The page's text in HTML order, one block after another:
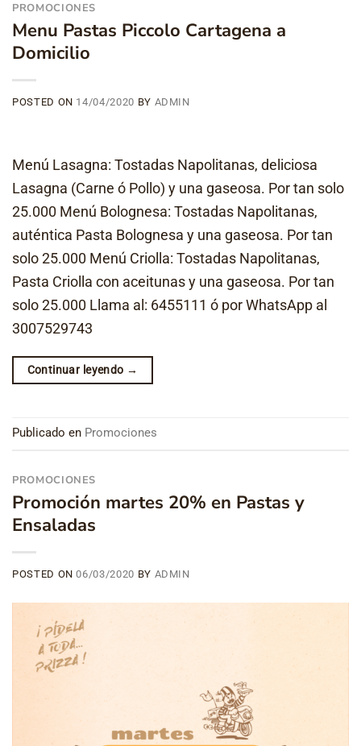
PROMOCIONES
Menu Pastas Piccolo Cartagena a
Domicilio
POSTED ON 14/04/2020 BY ADMIN
Menú Lasagna: Tostadas Napolitanas, deliciosa
Lasagna (Carne ó Pollo) y una gaseosa. Por tan solo
25.000 Menú Bolognesa: Tostadas Napolitanas,
auténtica Pasta Bolognesa y una gaseosa. Por tan
solo 25.000 Menú Criolla: Tostadas Napolitanas,
Pasta Criolla con aceitunas y una gaseosa. Por tan
solo 25.000 Llama al: 6455111 ó por WhatsApp al
3007529743
Continuar leyendo →
Publicado en Promociones
PROMOCIONES
Promoción martes 20% en Pastas y
Ensaladas
POSTED ON06/03/2020 BY ADMIN